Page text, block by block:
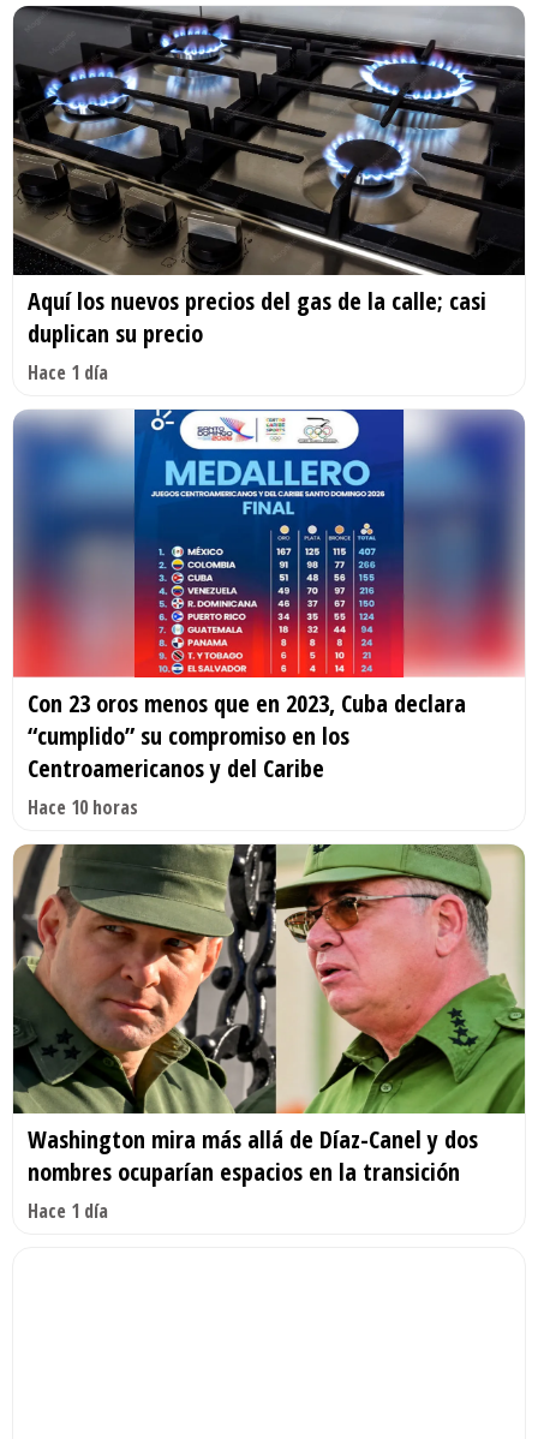
Aquí los nuevos precios del gas de la calle; casi
duplican su precio
Hace 1 día
Con 23 oros menos que en 2023, Cuba declara
“cumplido” su compromiso en los
Centroamericanos y del Caribe
Hace 10 horas
Washington mira más allá de Díaz-Canel y dos
nombres ocuparían espacios en la transición
Hace 1 día